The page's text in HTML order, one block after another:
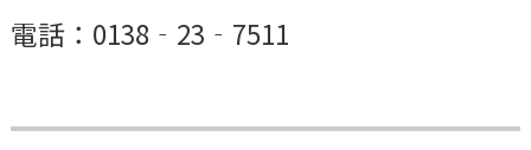
電話：0138‐23‐7511